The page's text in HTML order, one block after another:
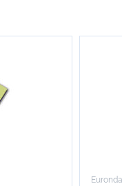
Euronda